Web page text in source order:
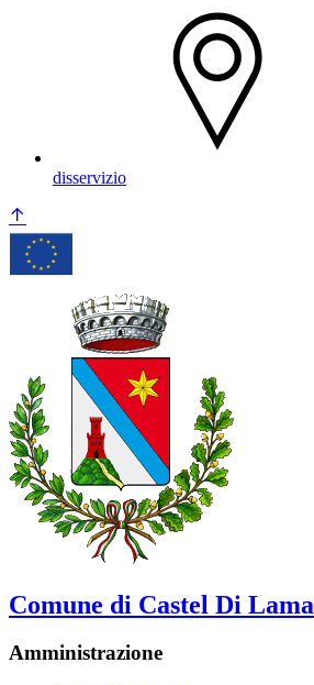
disservizio
Comune di Castel Di Lama
Amministrazione